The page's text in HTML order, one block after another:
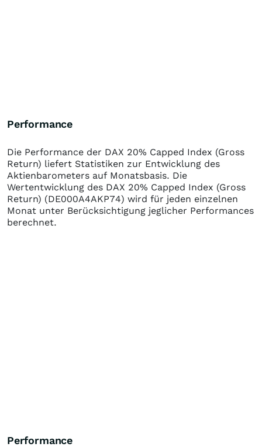
Performance
Die Performance der DAX 20% Capped Index (Gross
Return) liefert Statistiken zur Entwicklung des
Aktienbarometers auf Monatsbasis. Die
Wertentwicklung des DAX 20% Capped Index (Gross
Return) (DE000A4AKP74) wird für jeden einzelnen
Monat unter Berücksichtigung jeglicher Performances
berechnet.
Performance